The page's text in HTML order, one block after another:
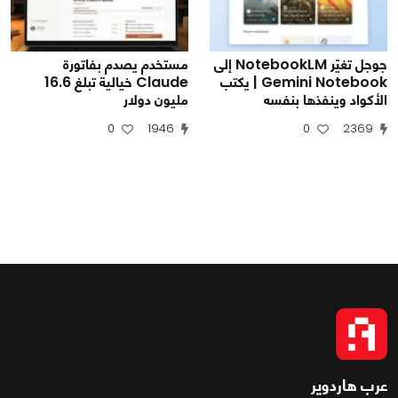
جوجل تغيّر NotebookLM إلى
Gemini Notebook | يكتب
الأكواد وينفذها بنفسه
2369
0
مستخدم يصدم بفاتورة
Claude خيالية تبلغ 16.6
مليون دولار
1946
0
عرب هاردوير